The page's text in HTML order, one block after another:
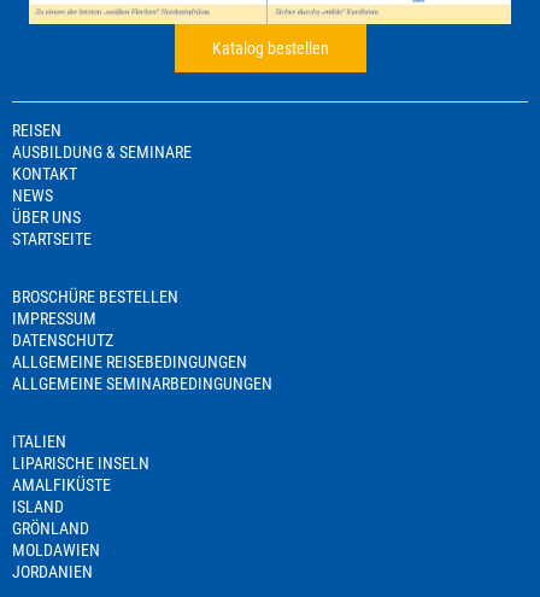
Katalog bestellen
REISEN
AUSBILDUNG & SEMINARE
KONTAKT
NEWS
ÜBER UNS
STARTSEITE
BROSCHÜRE BESTELLEN
IMPRESSUM
DATENSCHUTZ
ALLGEMEINE REISEBEDINGUNGEN
ALLGEMEINE SEMINARBEDINGUNGEN
ITALIEN
LIPARISCHE INSELN
AMALFIKÜSTE
ISLAND
GRÖNLAND
MOLDAWIEN
JORDANIEN